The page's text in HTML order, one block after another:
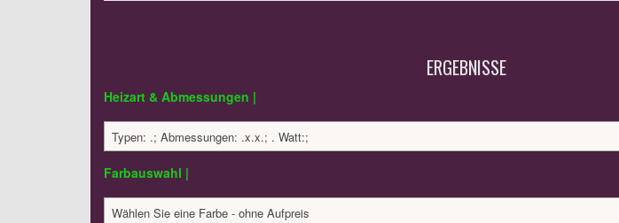
ERGEBNISSE
Heizart & Abmessungen |
Typen: .; Abmessungen: .x.x.; . Watt:;
Farbauswahl |
Wählen Sie eine Farbe - ohne Aufpreis